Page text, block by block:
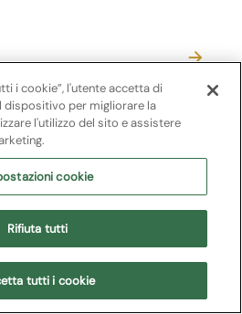
i cookie”, l'utente accetta di
dispositivo per migliorare la
l'utilizzo del sito e assistere
cookie
Rifiuta tutti
tutti i cookie